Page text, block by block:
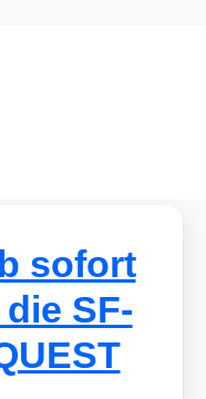
sofort
SF-